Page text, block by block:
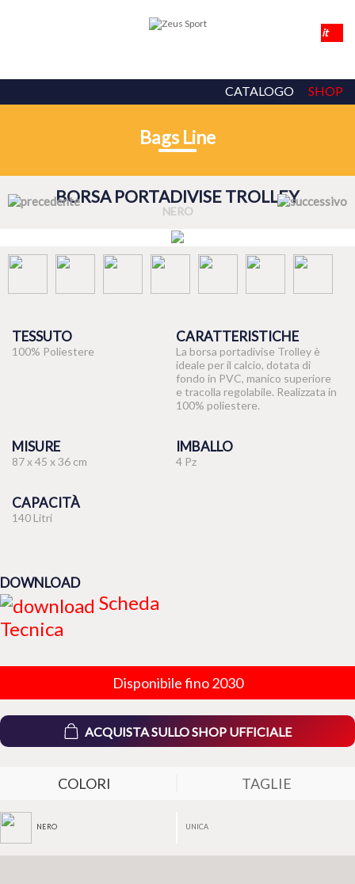
CATALOGO SHOP
Bags Line
BORSA PORTADIVISE TROLLEY
NERO
TESSUTO
100% Poliestere
CARATTERISTICHE
La borsa portadivise Trolley è
ideale per il calcio, dotata di
fondo in PVC, manico superiore
e tracolla regolabile. Realizzata in
100% poliestere.
MISURE
87 x 45 x 36 cm
IMBALLO
4 Pz
CAPACITÀ
140 Litri
DOWNLOAD
Scheda
Tecnica
Disponibile fino 2030
ACQUISTA SULLO SHOP UFFICIALE
COLORI TAGLIE
NERO UNICA